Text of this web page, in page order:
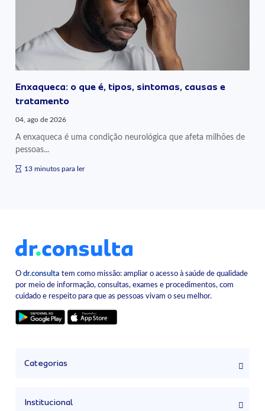
Enxaqueca: o que é, tipos, sintomas, causas e
tratamento
04, ago de 2026
A enxaqueca é uma condição neurológica que afeta milhões de
pessoas...
13 minutos para ler
Odr.consulta tem como missão: ampliar o acesso à saúde de qualidade
por meio de informação, consultas, exames e procedimentos, com
cuidado e respeito para que as pessoas vivam o seu melhor.
Categorias
Institucional